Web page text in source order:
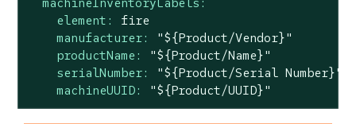
element:
fire
manufacturer:
"${Product/Vendor}"
productName:
"${Product/Name}"
serialNumber:
"${Product/Serial Number}"
machineUUID:
"${Product/UUID}"